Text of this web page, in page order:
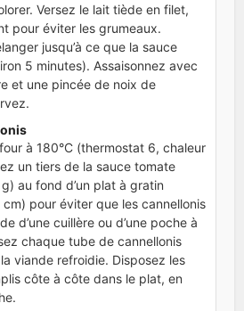
Versez le lait tiède en filet,
pour éviter les grumeaux.
jusqu’à ce que la sauce
5 minutes). Assaisonnez avec
et une pincée de noix de
à 180°C (thermostat 6, chaleur
un tiers de la sauce tomate
au fond d’un plat à gratin
pour éviter que les cannellonis
d’une cuillère ou d’une poche à
chaque tube de cannellonis
viande refroidie. Disposez les
côte à côte dans le plat, en